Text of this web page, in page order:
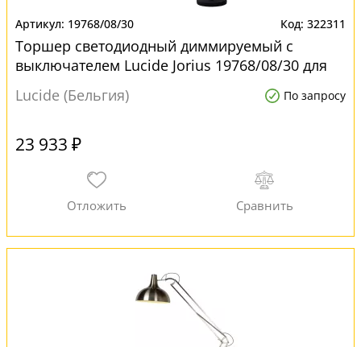
19768/08/30 322311
Торшер светодиодный диммируемый с
выключателем Lucide Jorius 19768/08/30 для
офиса
Lucide (Бельгия) По запросу
23 933 ₽